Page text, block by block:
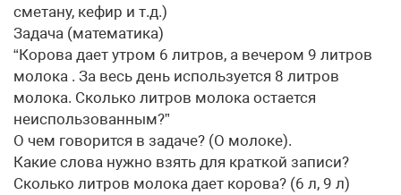
сметану, кефир и т.д.)
Задача (математика)
“Корова дает утром 6 литров, а вечером 9 литров
молока . За весь день используется 8 литров
молока. Сколько литров молока остается
неиспользованным?”
О чем говорится в задаче? (О молоке).
Какие слова нужно взять для краткой записи?
Сколько литров молока дает корова? (6 л, 9 л)